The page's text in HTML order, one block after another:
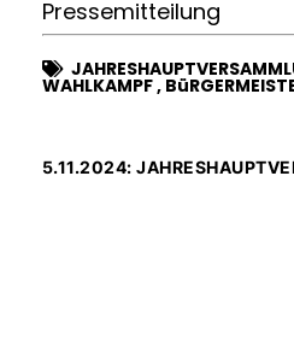
Pressemitteilung
WAHLKAMPF,
5.11.2024: